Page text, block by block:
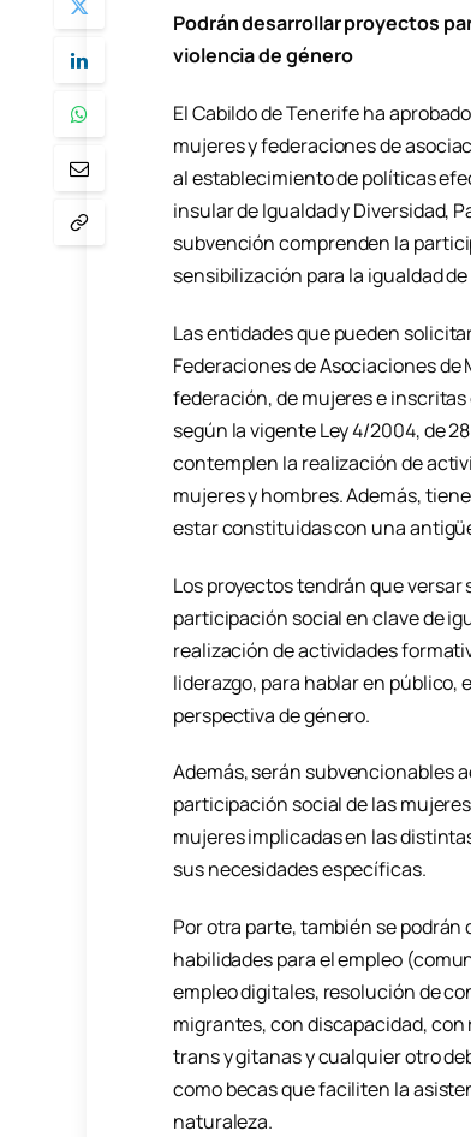
Podrán desarrollar proyectos
violencia de género
El Cabildo de Tenerife ha
mujeres y federaciones de
al establecimiento de políticas
insular de Igualdad y Diversidad,
subvención comprenden la
sensibilización para la igualdad
Las entidades que pueden
Federaciones de Asociaciones
federación, de mujeres e
según la vigente Ley 4/2004, de
contemplen la realización de
mujeres y hombres. Además,
estar constituidas con una
Los proyectos tendrán que
participación social en clave de
realización de actividades
liderazgo, para hablar en
perspectiva de género.
Además, serán subvencionables
participación social de las
mujeres implicadas en las
sus necesidades específicas.
Por otra parte, también se
habilidades para el empleo
empleo digitales, resolución de
migrantes, con discapacidad,
trans y gitanas y cualquier otro
como becas que faciliten la
naturaleza.